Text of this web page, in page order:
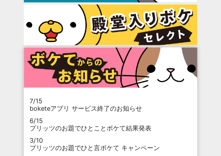
7/15
boketeアプリ サービス終了のお知らせ
6/15
プリッツのお題でひとことボケて結果発表
3/10
プリッツのお題でひと言ボケて キャンペーン